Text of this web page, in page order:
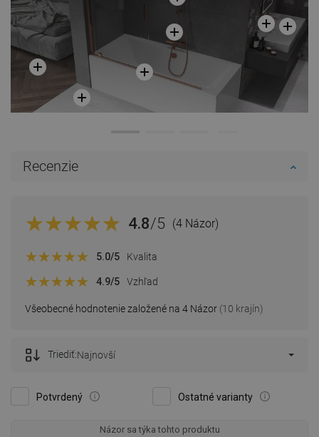
Recenzie
4.8/5 (4 Názor)
Všeobecné hodnotenie založené na 4 Názor (10 krajín)
5.0/5 Kvalita
4.9/5 Vzhľad
Potvrdený Ostatné varianty
Triediť:Najnovší
Názor sa týka tohto produktu